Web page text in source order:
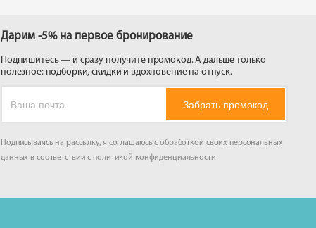
Дарим -5% на первое бронирование
Подпишитесь — и сразу получите промокод. А дальше только
полезное: подборки, скидки и вдохновение на отпуск.
Забрать промокод
Подписываясь на рассылку, я соглашаюсь с обработкой своих персональных
данных в соответствии с политикой конфиденциальности